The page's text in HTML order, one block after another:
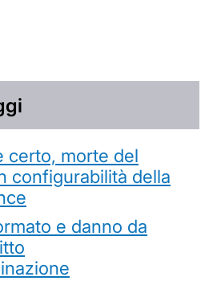
certo, morte del
configurabilità della
e danno da